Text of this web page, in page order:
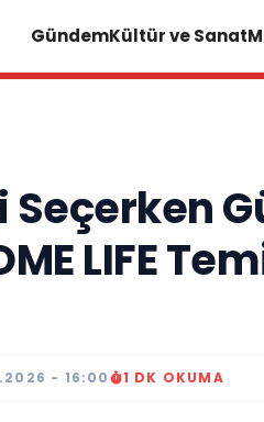
GündemKültür ve Sanat
LIFE
- 16:00 1 DK OKUMA